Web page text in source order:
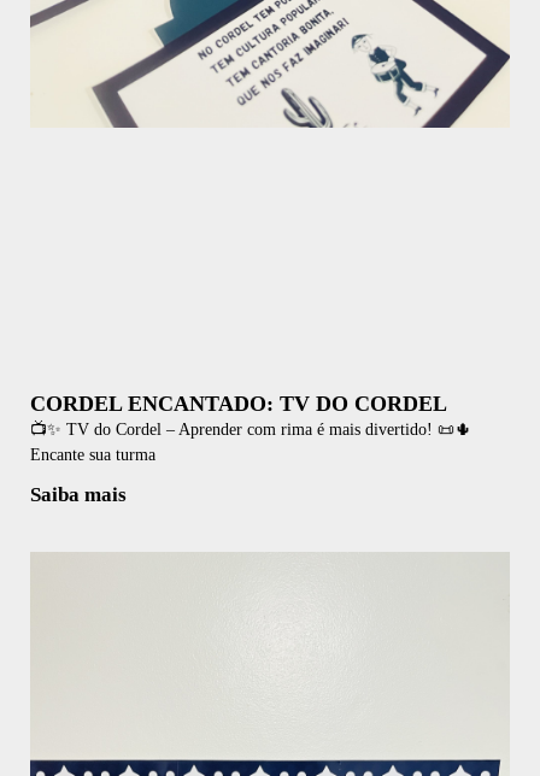
CORDEL ENCANTADO: TV DO CORDEL
📺✨ TV do Cordel – Aprender com rima é mais divertido! 📜🌵
Encante sua turma
Saiba mais